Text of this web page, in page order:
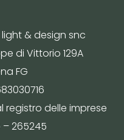
& design snc
di Vittorio 129A
FG
registro delle imprese
– 265245